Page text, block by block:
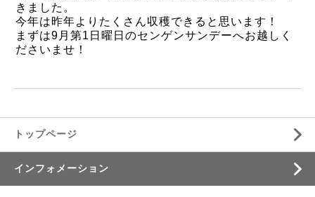
きました。
今年は昨年よりたくさん収穫できると思います！
まずは9月第1日曜日のセンゲンサンデーへお越しく
ださいませ！
トップページ
インフォメーション